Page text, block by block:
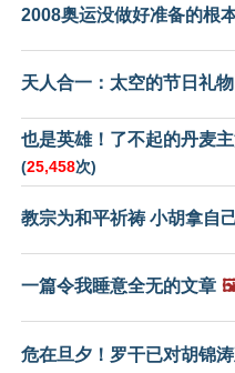
2008奥运没做好准备的根
天人合一：太空的节日礼物
也是英雄！了不起的丹麦
(25,458次)
教宗为和平祈祷 小胡拿自
一篇令我睡意全无的文章
危在旦夕！罗干已对胡锦